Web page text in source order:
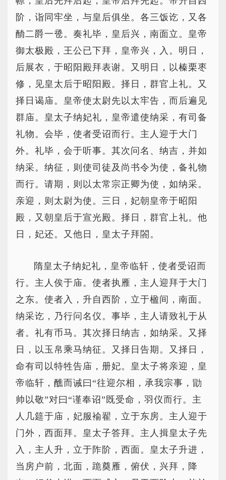
阶，诣同牢坐，与皇后俱坐。各三饭讫，又各
酳二爵一卺。奏礼毕，皇后兴，南面立。皇帝
御太极殿，王公已下拜，皇帝兴，入。明日，
后展衣，于昭阳殿拜表谢。又明日，以榛栗枣
修，见皇太后于昭阳殿。择日，群官上礼。又
择日谒庙。皇帝使太尉先以太牢告，而后遍见
群庙。皇太子纳妃礼，皇帝遣使纳采，有司备
礼物。会毕，使者受诏而行。主人迎于大门
外。礼毕，会于听事。其次问名、纳吉，并如
纳采。纳征，则使司徒及尚书令为使，备礼物
而行。请期，则以太常宗正卿为使，如纳采。
亲迎，则太尉为使。三日，妃朝皇帝于昭阳
殿，又朝皇后于宣光殿。择日，群官上礼。他
日，妃还。又他日，皇太子拜閤。
隋皇太子纳妃礼，皇帝临轩，使者受诏而
行。主人俟于庙。使者执雁，主人迎拜于大门
之东。使者入，升自西阶，立于楹间，南面。
纳采讫，乃行问名仪。事毕，主人请致礼于从
者。礼有币马。其次择日纳吉，如纳采。又择
日，以玉帛乘马纳征。又择日告期。又择日，
命有司以特牲告庙，册妃。皇太子将亲迎，皇
帝临轩，醮而诫曰“往迎尔相，承我宗事，勖
帅以敬”对曰“谨奉诏”既受命，羽仪而行。主
人几筵于庙，妃服褕翟，立于东房。主人迎于
门外，西面拜。皇太子答拜。主人揖皇太子先
入，主人升，立于阼阶，西面。皇太子升进，
当房户前，北面，跪奠雁，俯伏，兴拜，降